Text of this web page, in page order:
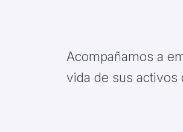
Acompañamos a
vida de sus activos